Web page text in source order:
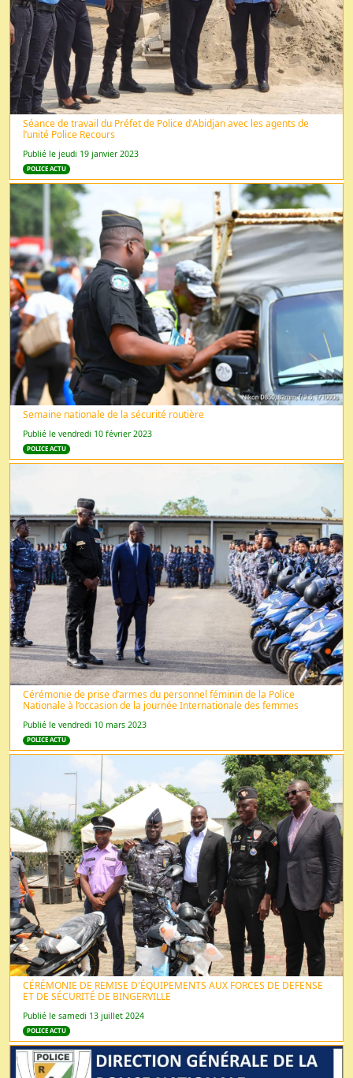
Séance de travail du Préfet de Police d'Abidjan avec les agents de
l’unité Police Recours
Publié le jeudi 19 janvier 2023
POLICE ACTU
Semaine nationale de la sécurité routière
Publié le vendredi 10 février 2023
POLICE ACTU
Cérémonie de prise d’armes du personnel féminin de la Police
Nationale à l’occasion de la journée Internationale des femmes
Publié le vendredi 10 mars 2023
POLICE ACTU
CÉRÉMONIE DE REMISE D'ÉQUIPEMENTS AUX FORCES DE DEFENSE
ET DE SÉCURITÉ DE BINGERVILLE
Publié le samedi 13 juillet 2024
POLICE ACTU